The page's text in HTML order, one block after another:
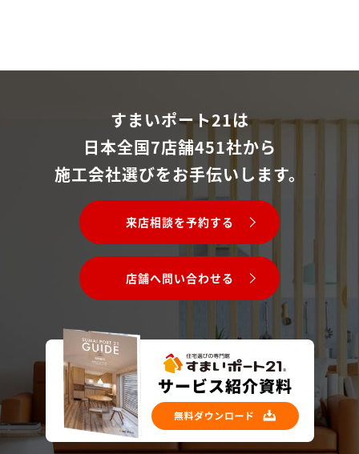
すまいポート21は
日本全国7店舗451社から
施工会社選びをお手伝いします。
来店相談を予約する
店舗へ問い合わせる